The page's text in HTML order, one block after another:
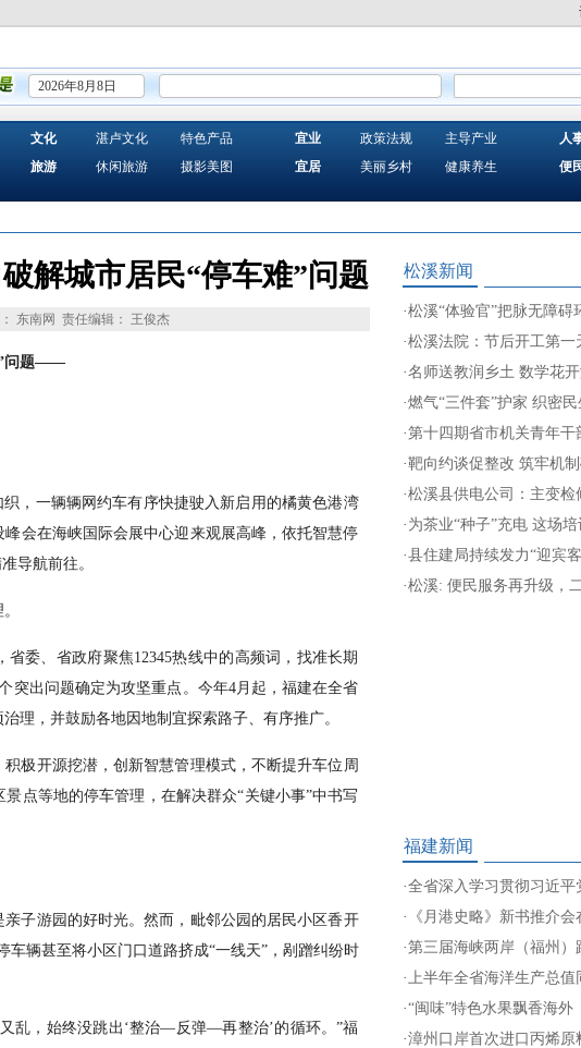
2026年8月8日
文化
旅游
湛卢文化
休闲旅游
特色产品
摄影美图
宜业
宜居
政策法规
美丽乡村
主导产业
健康养生
人
便
解城市居民“停车难”问题
东南网 责任编辑： 王俊杰
”问题——
，一辆辆网约车有序快捷驶入新启用的橘黄色港湾
会在海峡国际会展中心迎来观展高峰，依托智慧停
导航前往。
委、省政府聚焦12345热线中的高频词，找准长期
突出问题确定为攻坚重点。今年4月起，福建在全省
理，并鼓励各地因地制宜探索路子、有序推广。
极开源挖潜，创新智慧管理模式，不断提升车位周
点等地的停车管理，在解决群众“关键小事”中书写
子游园的好时光。然而，毗邻公园的居民小区香开
车辆甚至将小区门口道路挤成“一线天”，剐蹭纠纷时
乱，始终没跳出‘整治—反弹—再整治’的循环。”福
松溪新闻
·松溪“体验官”把脉无障碍
·松溪法院：节后开工第一
·名师送教润乡土 数学花
·燃气“三件套”护家 织密
·第十四期省市机关青年干
·靶向约谈促整改 筑牢机
·松溪县供电公司：主变检
· 为茶业“种子”充电 这场
·县住建局持续发力“迎宾
·松溪: 便民服务再升级，
福建新闻
·全省深入学习贯彻习近平
· 《月港史略》新书推介会
·第三届海峡两岸（福州）
·上半年全省海洋生产总值
·“闽味”特色水果飘香海外
·漳州口岸首次进口丙烯原